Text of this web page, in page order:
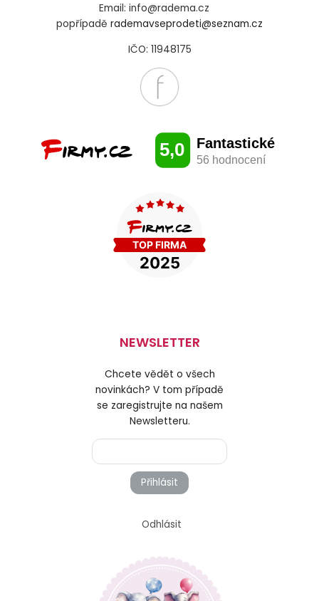
Email: info@radema.cz
popřípadě rademavseprodeti@seznam.cz
IČO: 11948175
NEWSLETTER
Chcete vědět o všech
novinkách? V tom případě
se zaregistrujte na našem
Newsletteru.
Přihlásit
Odhlásit